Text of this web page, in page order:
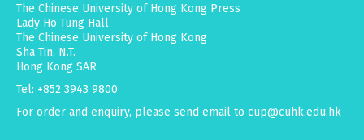
The Chinese University of Hong Kong Press
Lady Ho Tung Hall
The Chinese University of Hong Kong
Sha Tin, N.T.
Hong Kong SAR
Tel: +852 3943 9800
For order and enquiry, please send email to cup@cuhk.edu.hk